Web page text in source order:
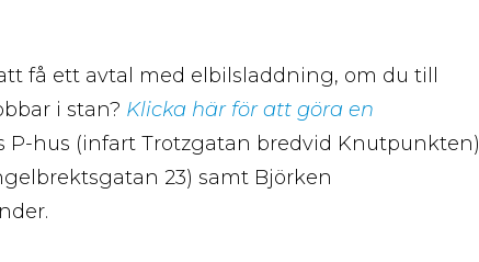
få ett avtal med elbilsladdning, om du till
i stan? Klicka här för att göra en
P-hus (infart Trotzgatan bredvid Knutpunkten)
23) samt Björken